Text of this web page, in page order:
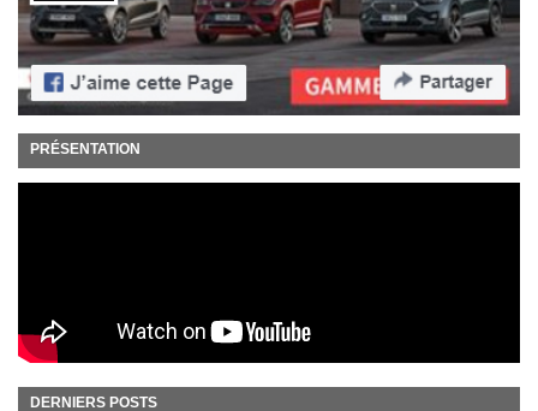
PRÉSENTATION
DERNIERS POSTS